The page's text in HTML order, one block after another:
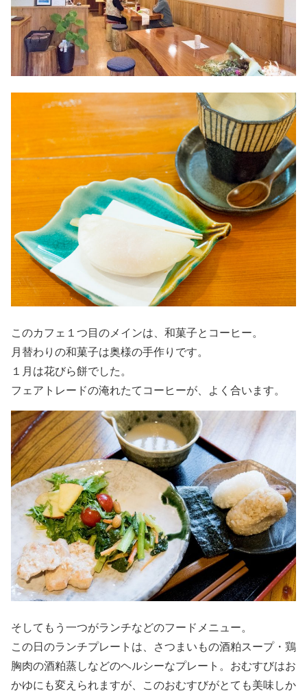
このカフェ１つ目のメインは、和菓子とコーヒー。
月替わりの和菓子は奥様の手作りです。
１月は花びら餅でした。
フェアトレードの淹れたてコーヒーが、よく合います。
そしてもう一つがランチなどのフードメニュー。
この日のランチプレートは、さつまいもの酒粕スープ・鶏
胸肉の酒粕蒸しなどのヘルシーなプレート。おむすびはお
かゆにも変えられますが、このおむすびがとても美味しか